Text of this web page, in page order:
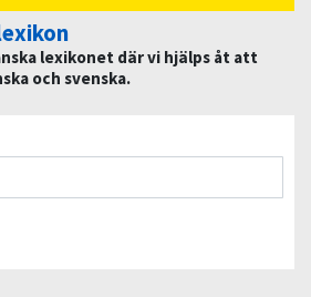
lexikonet där vi hjälps åt att
och svenska.